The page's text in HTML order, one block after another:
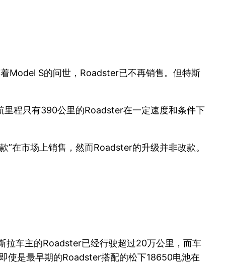
Model S的问世，Roadster已不再销售。但特斯
程只有390公里的Roadster在一定速度和条件下
在市场上销售，然而Roadster的升级并非改款。
拉车主的Roadster已经行驶超过20万公里，而车
使是最早期的Roadster搭配的松下18650电池在